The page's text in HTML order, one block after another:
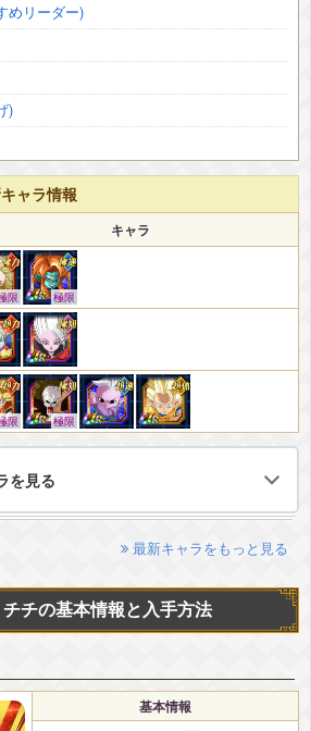
めリーダー)
)
ャラ情報
キャラ
限 極限
限 極限
を見る
最新キャラをもっと見る
チチの基本情報と入手方法
基本情報